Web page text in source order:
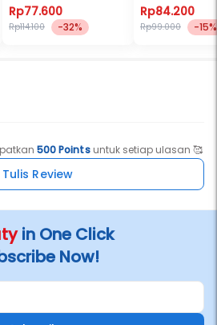
Rp77.600
Rp114.100 -32%
Rp84.200
Rp99.000 -15%
500 Pointsuntuk setiap ulasan 🥰
Tulis Review
in One Click
Now!